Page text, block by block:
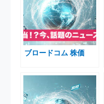
ブロードコム 株価